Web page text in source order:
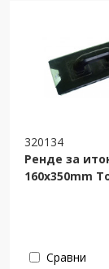
320134
Ренде за
160x350mm
Сравни